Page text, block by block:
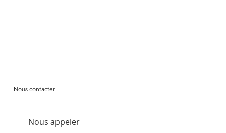
Nous contacter
Nous appeler